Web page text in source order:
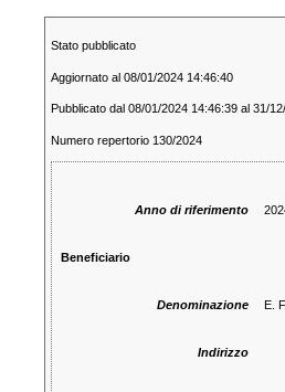
Stato pubblicato
Aggiornato al 08/01/2024 14:46:40
Pubblicato dal 08/01/2024 14:46:39 al 31/
Numero repertorio 130/2024
Anno di riferimento
Beneficiario
Denominazione E.
Indirizzo